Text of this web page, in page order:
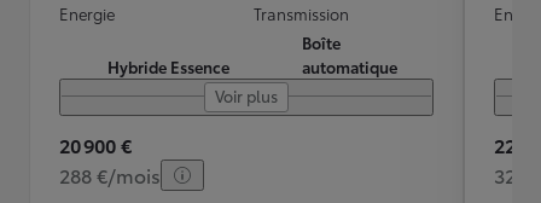
Energie
Hybride Essence
Transmission
Boîte
automatique
Voir plus
20 900 €
288 €/mois
22
320